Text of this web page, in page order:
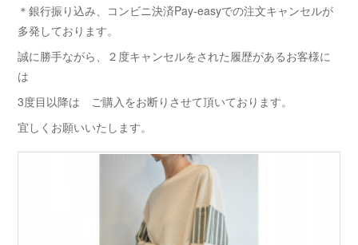
＊銀行振り込み、コンビニ決済Pay-easyでの注文キャンセルが
多発しております。
誠に勝手ながら、２度キャンセルをされた履歴があるお客様に
は
3度目以降は ご購入をお断りさせて頂いております。
宜しくお願いいたします。